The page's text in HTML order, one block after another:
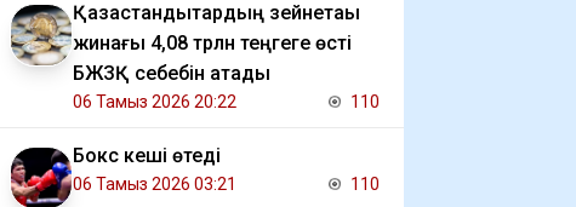
Қазақстандықтардың зейнетақы
жинағы 4,08 трлн теңгеге өсті
БЖЗҚ себебін атады
06 Тамыз 2026 20:22 110
Бокс кеші өтеді
06 Тамыз 2026 03:21 110